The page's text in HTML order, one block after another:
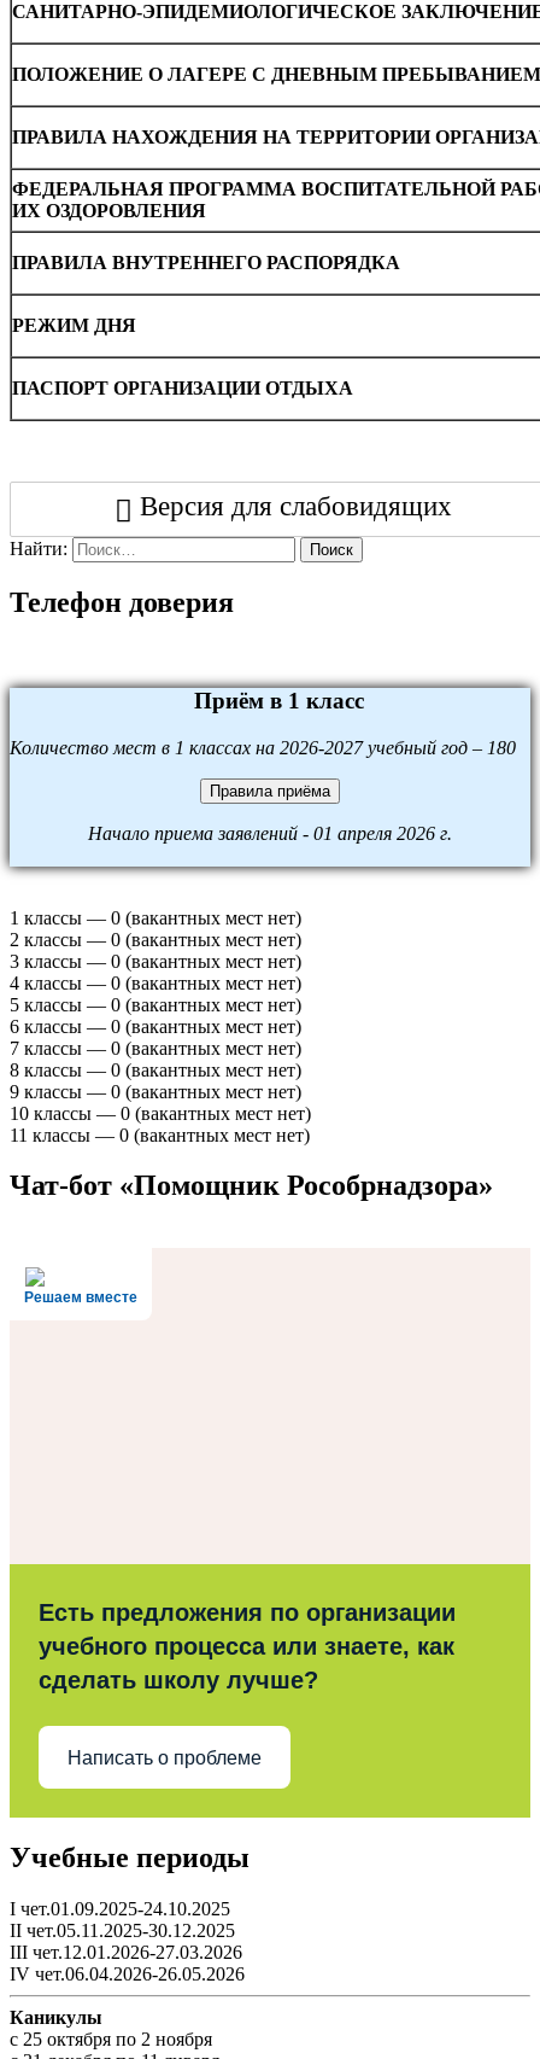
САНИТАРНО-ЭПИДЕМИОЛОГИЧЕСКОЕ
ПОЛОЖЕНИЕ О ЛАГЕРЕ С ДНЕВНЫМ
ПРАВИЛА НАХОЖДЕНИЯ НА ТЕРРИТОРИИ
ФЕДЕРАЛЬНАЯ ПРОГРАММА ВОСПИТАТЕЛЬНОЙ
ИХ ОЗДОРОВЛЕНИЯ
ПРАВИЛА ВНУТРЕННЕГО РАСПОРЯДКА
РЕЖИМ ДНЯ
ПАСПОРТ ОРГАНИЗАЦИИ ОТДЫХА
Версия для слабовидящих
Найти: Поиск
Телефон доверия
Приём в 1 класс
Количество мест в 1 классах на 2026-2027 учебный год – 180
Правила приёма
Начало приема заявлений - 01 апреля 2026 г.
1 классы — 0 (вакантных мест нет)
2 классы — 0 (вакантных мест нет)
3 классы — 0 (вакантных мест нет)
4 классы — 0 (вакантных мест нет)
5 классы — 0 (вакантных мест нет)
6 классы — 0 (вакантных мест нет)
7 классы — 0 (вакантных мест нет)
8 классы — 0 (вакантных мест нет)
9 классы — 0 (вакантных мест нет)
10 классы — 0 (вакантных мест нет)
11 классы — 0 (вакантных мест нет)
Чат-бот «Помощник Рособрнадзора»
Решаем вместе
Есть предложения по организации
учебного процесса или знаете, как
сделать школу лучше?
Написать о проблеме
Учебные периоды
I чет.01.09.2025-24.10.2025
II чет.05.11.2025-30.12.2025
III чет.12.01.2026-27.03.2026
IV чет.06.04.2026-26.05.2026
Каникулы
c 25 октября по 2 ноября